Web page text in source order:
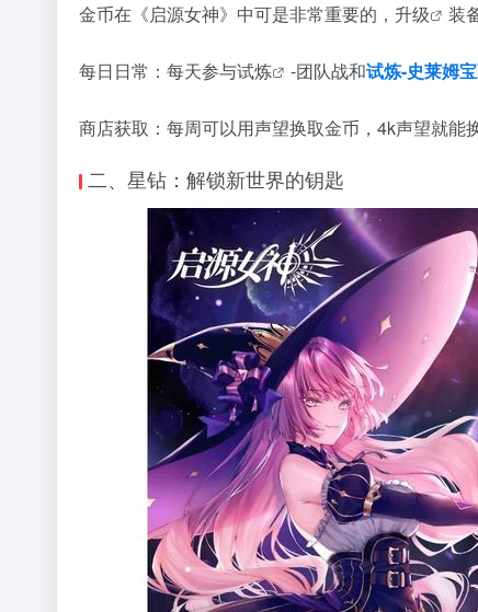
金币在《启源女神》中可是非常重要的， 升级 装
每日日常：每天参与试炼 -团队战和试炼-史莱姆
商店获取：每周可以用声望换取金币，4k声望就能
二、星钻：解锁新世界的钥匙